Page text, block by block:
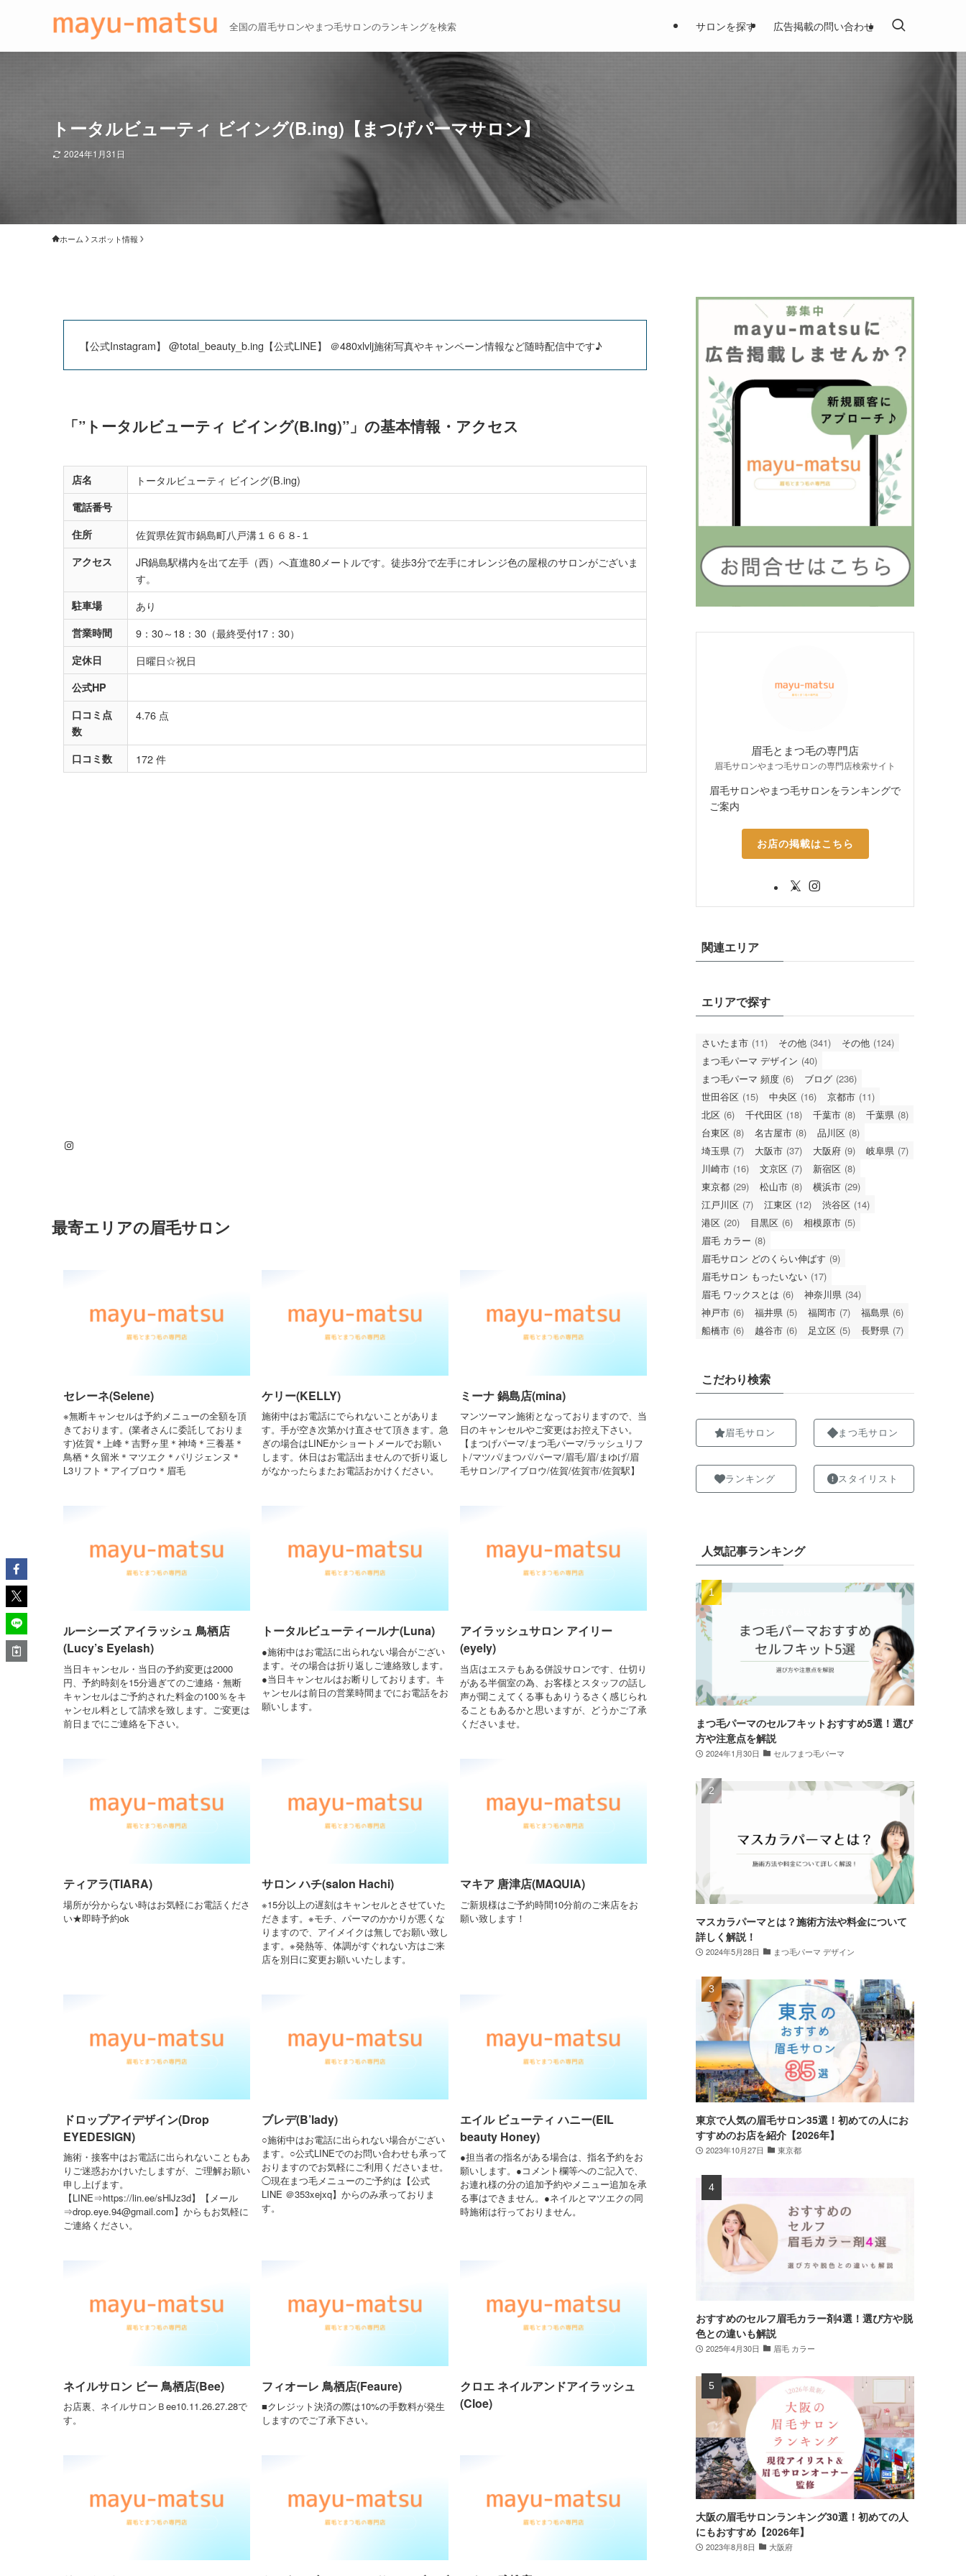
全国の眉毛サロンやまつ毛サロンのランキングを検索 サロンを探す 広告掲載の問い合わせ
トータルビューティ ビイング(B.ing)【まつげパーマサロン】
2024年1月31日
ホーム スポット情報
【公式Instagram】 @total_beauty_b.ing【公式LINE】 ＠480xlvlj施術写真やキャンペーン情報など随時配信中です♪
「”トータルビューティ ビイング(B.ing)”」の基本情報・アクセス
店名 トータルビューティ ビイング(B.ing)
電話番号
住所
佐賀県佐賀市鍋島町八戸溝１６６８‐１
アクセス
JR鍋島駅構内を出て左手（西）へ直進80メートルです。徒歩3分で左手にオレンジ色の屋根のサロンがございま
す。
駐車場 あり
営業時間 9：30～18：30（最終受付17：30）
定休日 日曜日☆祝日
公式HP
口コミ点
数
4.76 点
口コミ数 172 件
Instagram
最寄エリアの眉毛サロン
セレーネ(Selene)
※無断キャンセルは予約メニューの全額を頂
きております。(業者さんに委託しておりま
す)佐賀＊上峰＊吉野ヶ里＊神埼＊三養基＊
鳥栖＊久留米＊マツエク＊パリジェンヌ＊
L3リフト＊アイブロウ＊眉毛
ケリー(KELLY)
施術中はお電話にでられないことがありま
す。手が空き次第かけ直させて頂きます。急
ぎの場合はLINEかショートメールでお願い
します。休日はお電話出ませんので折り返し
がなかったらまたお電話おかけください。
ミーナ 鍋島店(mina)
マンツーマン施術となっておりますので、当
日のキャンセルやご変更はお控え下さい。
【まつげパーマ/まつ毛パーマ/ラッシュリフ
ト/マツパ/まつパ/パーマ/眉毛/眉/まゆげ/眉
毛サロン/アイブロウ/佐賀/佐賀市/佐賀駅】
ルーシーズ アイラッシュ 鳥栖店
(Lucy’s Eyelash)
当日キャンセル・当日の予約変更は2000
円、予約時刻を15分過ぎてのご連絡・無断
キャンセルはご予約された料金の100％をキ
ャンセル料として請求を致します。ご変更は
前日までにご連絡を下さい。
トータルビューティールナ(Luna)
●施術中はお電話に出られない場合がござい
ます。その場合は折り返しご連絡致します。
●当日キャンセルはお断りしております。キ
ャンセルは前日の営業時間までにお電話をお
願いします。
アイラッシュサロン アイリー
(eyely)
当店はエステもある併設サロンです、仕切り
がある半個室の為、お客様とスタッフの話し
声が聞こえてくる事もありうるさく感じられ
ることもあるかと思いますが、どうかご了承
くださいませ。
ティアラ(TIARA)
場所が分からない時はお気軽にお電話くださ
い★即時予約ok
サロン ハチ(salon Hachi)
※15分以上の遅刻はキャンセルとさせていた
だきます。※モチ、パーマのかかりが悪くな
りますので、アイメイクは無しでお願い致し
ます。※発熱等、体調がすぐれない方はご来
店を別日に変更お願いいたします。
マキア 唐津店(MAQUIA)
ご新規様はご予約時間10分前のご来店をお
願い致します！
ドロップアイデザイン(Drop
EYEDESIGN)
施術・接客中はお電話に出られないこともあ
りご迷惑おかけいたしますが、ご理解お願い
申し上げます。
【LINE⇒https://lin.ee/sHlJz3d】【メール
⇒drop.eye.94@gmail.com】からもお気軽に
ご連絡ください。
ブレデ(B’lady)
○施術中はお電話に出られない場合がござい
ます。○公式LINEでのお問い合わせも承って
おりますのでお気軽にご利用くださいませ。
◯現在まつ毛メニューのご予約は【公式
LINE ＠353xejxq】からのみ承っておりま
す。
エイル ビューティ ハニー(EIL
beauty Honey)
●担当者の指名がある場合は、指名予約をお
願いします。●コメント欄等へのご記入で、
お連れ様の分の追加予約やメニュー追加を承
る事はできません。●ネイルとマツエクの同
時施術は行っておりません。
ネイルサロン ビー 鳥栖店(Bee)
お店裏、ネイルサロンＢee10.11.26.27.28で
す。
フィオーレ 鳥栖店(Feaure)
■クレジット決済の際は10%の手数料が発生
しますのでご了承下さい。
クロエ ネイルアンドアイラッシュ
(Cloe)
眉毛とまつ毛の専門店
眉毛サロンやまつ毛サロンの専門店検索サイト
眉毛サロンやまつ毛サロンをランキングで
ご案内
お店の掲載はこちら
関連エリア
エリアで探す
さいたま市 (11) その他 (341) その他 (124)
まつ毛パーマ デザイン (40)
まつ毛パーマ 頻度 (6) ブログ (236)
世田谷区 (15) 中央区 (16) 京都市 (11)
北区 (6) 千代田区 (18) 千葉市 (8) 千葉県 (8)
台東区 (8) 名古屋市 (8) 品川区 (8)
埼玉県 (7) 大阪市 (37) 大阪府 (9) 岐阜県 (7)
川崎市 (16) 文京区 (7) 新宿区 (8)
東京都 (29) 松山市 (8) 横浜市 (29)
江戸川区 (7) 江東区 (12) 渋谷区 (14)
港区 (20) 目黒区 (6) 相模原市 (5)
眉毛 カラー (8)
眉毛サロン どのくらい伸ばす (9)
眉毛サロン もったいない (17)
眉毛 ワックスとは (6) 神奈川県 (34)
神戸市 (6) 福井県 (5) 福岡市 (7) 福島県 (6)
船橋市 (6) 越谷市 (6) 足立区 (5) 長野県 (7)
こだわり検索
眉毛サロン
ランキング
まつ毛サロン
スタイリスト
人気記事ランキング
まつ毛パーマのセルフキットおすすめ5選！選び
方や注意点を解説
2024年1月30日 セルフまつ毛パーマ
マスカラパーマとは？施術方法や料金について
詳しく解説！
2024年5月28日 まつ毛パーマ デザイン
東京で人気の眉毛サロン35選！初めての人にお
すすめのお店を紹介【2026年】
2023年10月27日 東京都
おすすめのセルフ眉毛カラー剤4選！選び方や脱
色との違いも解説
2025年4月30日 眉毛 カラー
大阪の眉毛サロンランキング30選！初めての人
にもおすすめ【2026年】
2023年8月8日 大阪府